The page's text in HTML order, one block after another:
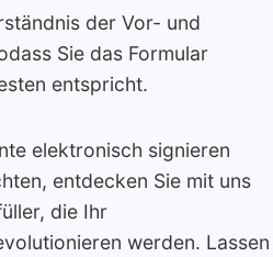
der Vor- und
Sie das Formular
entspricht.
elektronisch signieren
entdecken Sie mit uns
die Ihr
werden. Lassen